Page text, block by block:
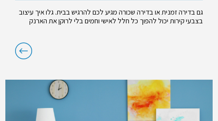
גם בדירה זמנית או בדירה שכורה מגיע לכם להרגיש בבית. גלו איך עיצוב
בצבעי קירות יכול להפוך כל חלל לאישי וחמים בלי לרוקן את הארנק